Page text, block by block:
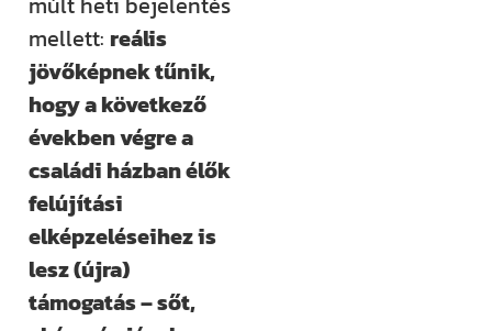
mellett: reális
jövőképnek tűnik,
hogy a következő
években végre a
családi házban élők
felújítási
elképzeléseihez is
lesz (újra)
támogatás – sőt,